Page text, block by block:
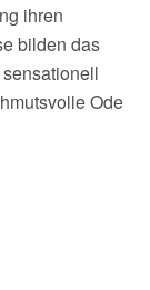
ihren
bilden das
Ode